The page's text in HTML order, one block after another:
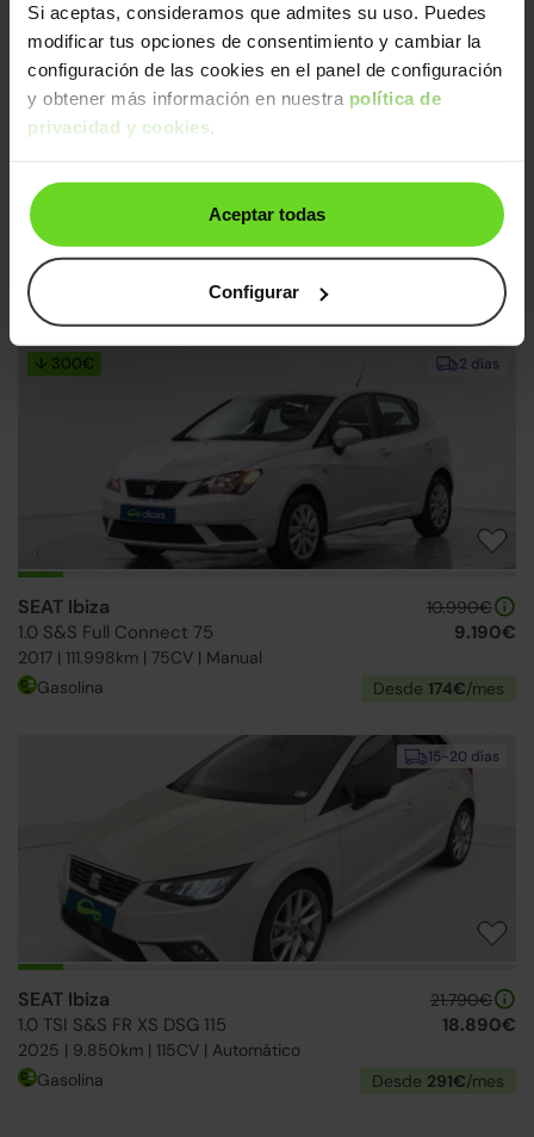
Si aceptas, consideramos que admites su uso. Puedes
modificar tus opciones de consentimiento y cambiar la
configuración de las cookies en el panel de configuración
y obtener más información en nuestra política de
privacidad y cookies.
Aceptar todas
Configurar
SEAT Ibiza
1.0 TSI S&S Style 110
2022 | 108.908km | 110CV | Manual
11.790€
/mes
2 días
↓ 300€
SEAT Ibiza
1.0 S&S Full Connect 75
2017 | 111.998km | 75CV | Manual
10.990€
9.190€
Gasolina Desde 174€/mes
15-20 días
SEAT Ibiza
1.0 TSI S&S FR XS DSG 115
2025 | 9.850km | 115CV | Automático
21.790€
18.890€
Gasolina Desde 291€/mes